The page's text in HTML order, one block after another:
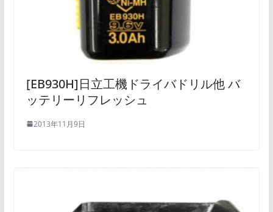
[EB930H]日立工機ドライバドリル他 バ
ッテリーリフレッシュ
2013年11月9日